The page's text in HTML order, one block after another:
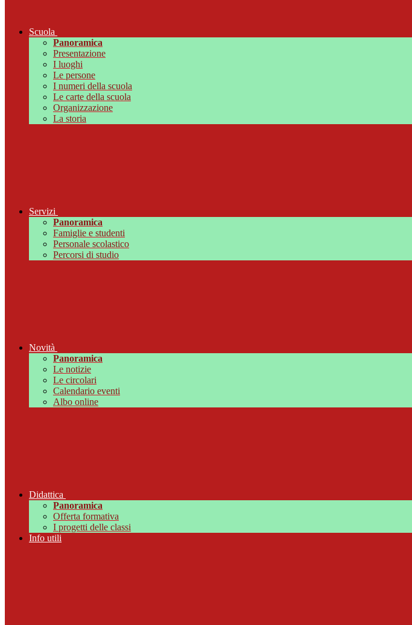
Scuola
Panoramica
Presentazione
I luoghi
Le persone
I numeri della scuola
Le carte della scuola
Organizzazione
La storia
Servizi
Panoramica
Famiglie e studenti
Personale scolastico
Percorsi di studio
Novità
Panoramica
Le notizie
Le circolari
Calendario eventi
Albo online
Didattica
Panoramica
Offerta formativa
I progetti delle classi
Info utili